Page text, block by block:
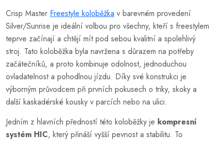
Crisp Master Freestyle koloběžka v barevném provedení
Silver/Sunrise je ideální volbou pro všechny, kteří s freestylem
teprve začínají a chtějí mít pod sebou kvalitní a spolehlivý
stroj. Tato koloběžka byla navržena s důrazem na potřeby
začátečníků, a proto kombinuje odolnost, jednoduchou
ovladatelnost a pohodlnou jízdu. Díky své konstrukci je
výborným průvodcem při prvních pokusech o triky, skoky a
další kaskadérské kousky v parcích nebo na ulici.
Jedním z hlavních předností této koloběžky je kompresní
systém HIC, který přináší vyšší pevnost a stabilitu. To